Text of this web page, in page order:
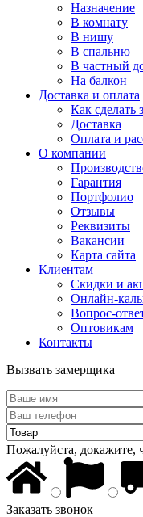
Назначение
В комнату
В нишу
В спальню
В частный
На балкон
Доставка и оплата
Как сделать
Доставка
Оплата и
О компании
Гарантия
Портфолио
Отзывы
Реквизиты
Вакансии
Карта сайта
Клиентам
Скидки и
Онлайн-
Вопрос-
Оптовикам
Контакты
Вызвать замерщика
Пожалуйста, докажите,
Заказать звонок